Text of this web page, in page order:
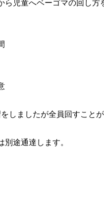
ら児童へベーゴマの回し方
しましたが全員回すことが
途通達します。